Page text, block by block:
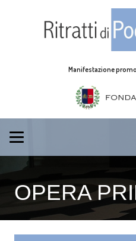
Manifestazione
OPERA